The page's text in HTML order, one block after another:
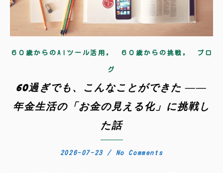
６０歳からのAIツール活用 , ６０歳からの挑戦 , ブロ
グ
60過ぎでも、こんなことができた ――
年金生活の「お金の見える化」に挑戦し
た話
2026-07-23 / No Comments